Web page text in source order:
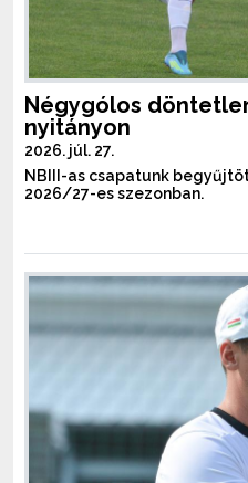
Négygólos
nyitányon
2026. júl. 27.
NBIII-as csapatunk
2026/27-es szezonban.